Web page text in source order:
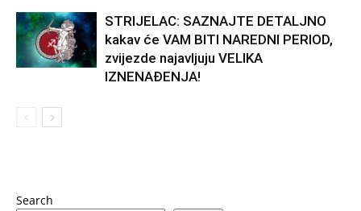
STRIJELAC: SAZNAJTE DETALJNO
kakav će VAM BITI NAREDNI PERIOD,
zvijezde najavljuju VELIKA
IZNENAĐENJA!
Search